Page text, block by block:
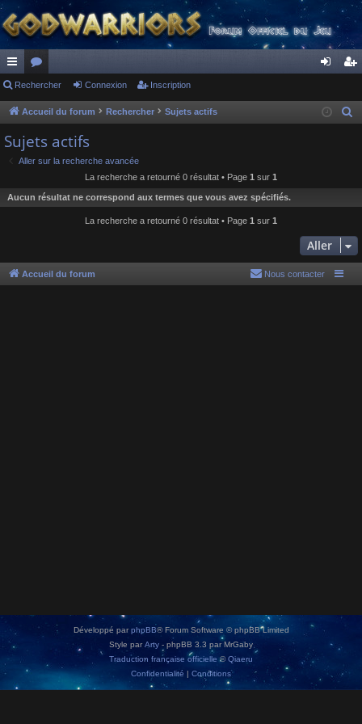
ac
co
ur
ci
or
u
s
ne cri
Rechercher Connexion Inscription
Accueil du forum Rechercher Sujets actifs
h
e
Sujets actifs
Aller sur la recherche avancée
La recherche a retourné 0 résultat • Page 1 sur 1
Aucun résultat ne correspond aux termes que vous avez spécifiés.
La recherche a retourné 0 résultat • Page 1 sur 1
Aller
Accueil du forum Nous contacter
Développé par phpBB® Forum Software © phpBB Limited
Style parArty - phpBB 3.3 par MrGaby
Traduction française officielle ©Qiaeru
Confidentialité | Conditions